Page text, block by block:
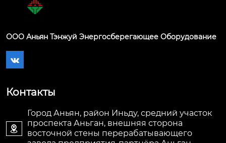
ООО Аньян Тэнжуй Энергосберегающее Оборудование

Контакты

Город Аньян, район Иньду, средний участок
проспекта Аньган, внешняя сторона
восточной стены перерабатывающего